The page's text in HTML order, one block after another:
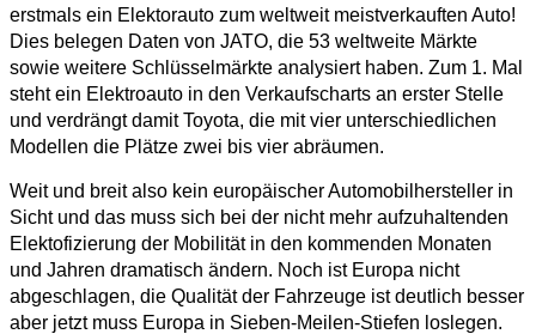
erstmals ein Elektorauto zum weltweit meistverkauften Auto!
Dies belegen Daten von JATO, die 53 weltweite Märkte
sowie weitere Schlüsselmärkte analysiert haben. Zum 1. Mal
steht ein Elektroauto in den Verkaufscharts an erster Stelle
und verdrängt damit Toyota, die mit vier unterschiedlichen
Modellen die Plätze zwei bis vier abräumen.
Weit und breit also kein europäischer Automobilhersteller in
Sicht und das muss sich bei der nicht mehr aufzuhaltenden
Elektofizierung der Mobilität in den kommenden Monaten
und Jahren dramatisch ändern. Noch ist Europa nicht
abgeschlagen, die Qualität der Fahrzeuge ist deutlich besser
aber jetzt muss Europa in Sieben-Meilen-Stiefen loslegen.